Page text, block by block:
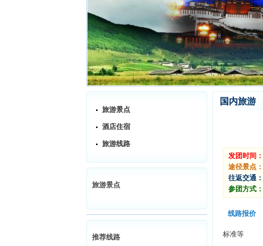
旅游景点
酒店住宿
旅游线路
旅游景点
推荐线路
国内旅游
发团时间：
途径景点：
往返交通：
参团方式：
线路报价
标准等